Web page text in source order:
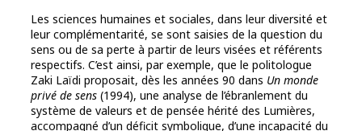
Les sciences humaines et sociales, dans leur diversité et
leur complémentarité, se sont saisies de la question du
sens ou de sa perte à partir de leurs visées et référents
respectifs. C’est ainsi, par exemple, que le politologue
Zaki Laïdi proposait, dès les années 90 dans Un monde
privé de sens (1994), une analyse de l’ébranlement du
système de valeurs et de pensée hérité des Lumières,
accompagné d’un déficit symbolique, d’une incapacité du